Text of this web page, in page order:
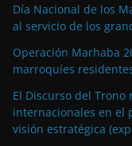
Día Nacional de los
al servicio de los
Operación Marhaba
marroquíes
El Discurso del
internacionales en el
visión estratégica